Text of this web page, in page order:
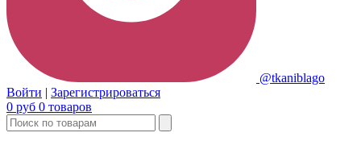
@tkaniblago
Войти | Зарегистрироваться
0 руб 0 товаров